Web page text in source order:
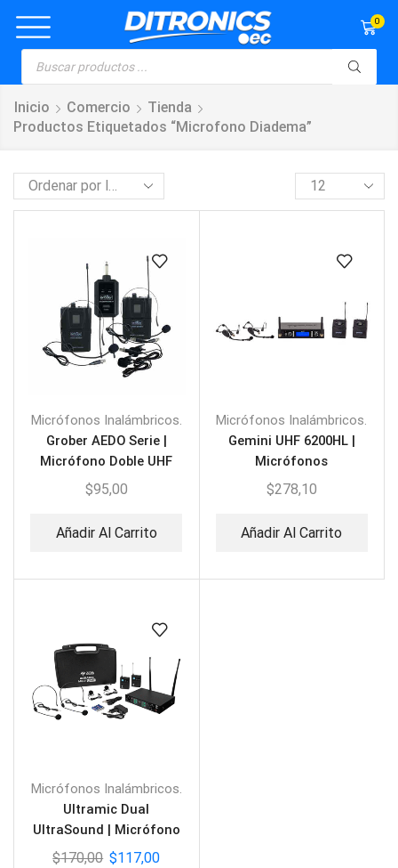
0
Inicio Comercio
Tienda
Productos Etiquetados “microfono Diadema”
Micrófonos Inalámbricos.
Grober AEDO Serie |
Micrófono Doble UHF
Corbata/Diadema
$95,00
Añadir Al Carrito
Micrófonos Inalámbricos.
Gemini UHF 6200HL |
Micrófonos
Inalámbricos Diadema
$278,10
Añadir Al Carrito
Micrófonos Inalámbricos.
Ultramic Dual
UltraSound | Micrófono
Diadema y Corbata UHF
$170,00 $117,00